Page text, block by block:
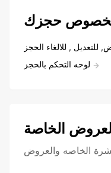
حجزك
للتعديل , للالغاء الحجز
لوحه التحكم بالحجز
العروض الخاصة
الخاصه والعروض